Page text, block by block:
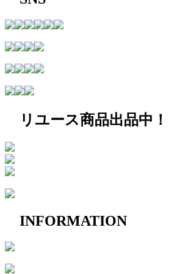
リユース商品出品中！
INFORMATION